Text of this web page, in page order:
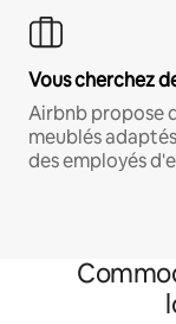
Vous cherchez
Airbnb propose
meublés
des employés